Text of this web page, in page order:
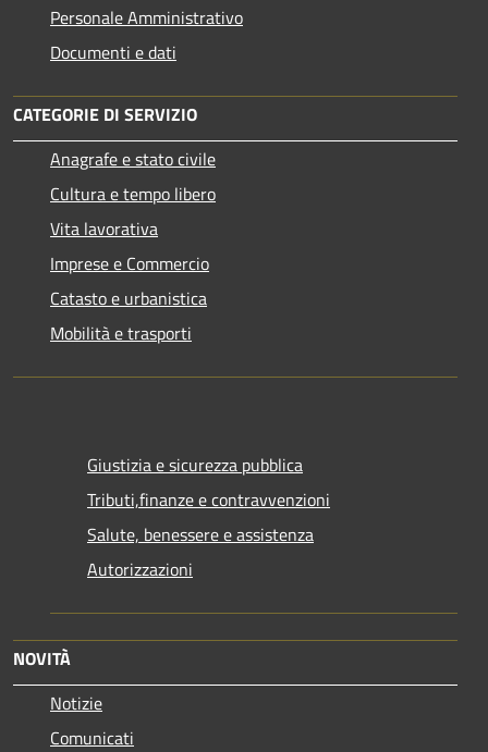
Personale Amministrativo
Documenti e dati
CATEGORIE DI SERVIZIO
Anagrafe e stato civile
Cultura e tempo libero
Vita lavorativa
Imprese e Commercio
Catasto e urbanistica
Mobilità e trasporti
Giustizia e sicurezza pubblica
Tributi,finanze e contravvenzioni
Salute, benessere e assistenza
Autorizzazioni
NOVITÀ
Notizie
Comunicati